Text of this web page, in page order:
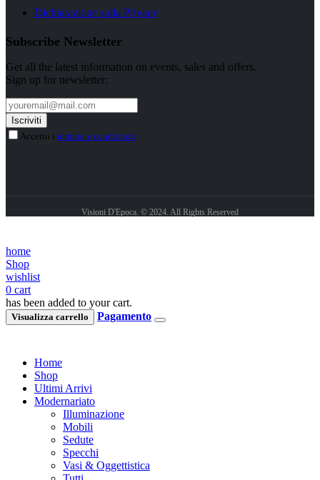
Dichiarazione sulla Privacy
Subscribe Newsletter
Get all the latest information on events, sales and offers.
Sign up for newsletter:
Accetto i termini e condizioni
Visioni D'Epoca. © 2024. All Rights Reserved
home
Shop
wishlist
0 cart
has been added to your cart.
Visualizza carrello Pagamento
Home
Shop
Ultimi Arrivi
Modernariato
Illuminazione
Mobili
Sedute
Specchi
Vasi & Oggettistica